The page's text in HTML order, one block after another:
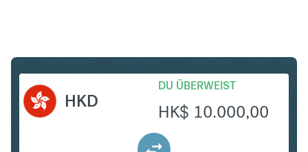
HKD
DU ÜBERWEIST
HK$ 10.000,00